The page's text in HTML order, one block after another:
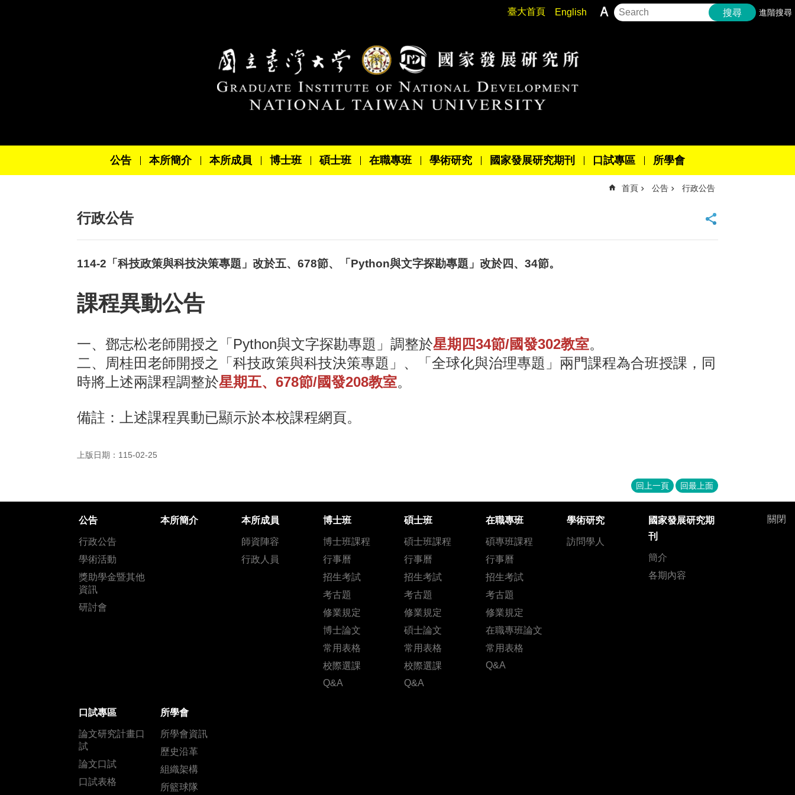
臺大首頁 English 搜尋 進階搜尋
公告 本所簡介 本所成員 博士班 碩士班 在職專班 學術研究 國家發展研究期刊 口試專區 所學會
首頁 公告 行政公告
行政公告
114-2「科技政策與科技決策專題」改於五、678節、「Python與文字探勘專題」改於四、34節。
課程異動公告
一、鄧志松老師開授之「Python與文字探勘專題」調整於星期四34節/國發302教室。
二、周桂田老師開授之「科技政策與科技決策專題」、「全球化與治理專題」兩門課程為合班授課，同
時將上述兩課程調整於星期五、678節/國發208教室。
備註：上述課程異動已顯示於本校課程網頁。
上版日期：115-02-25
回上一頁 回最上面
關閉
公告
行政公告
學術活動
獎助學金暨其他
資訊
研討會
本所簡介 本所成員
師資陣容
行政人員
博士班
博士班課程
行事曆
招生考試
考古題
修業規定
博士論文
常用表格
校際選課
Q&A
碩士班
碩士班課程
行事曆
招生考試
考古題
修業規定
碩士論文
常用表格
校際選課
Q&A
在職專班
碩專班課程
行事曆
招生考試
考古題
修業規定
在職專班論文
常用表格
Q&A
學術研究
訪問學人
國家發展研究期
刊
簡介
各期內容
口試專區
論文研究計畫口
試
論文口試
口試表格
所學會
所學會資訊
歷史沿革
組織架構
所籃球隊